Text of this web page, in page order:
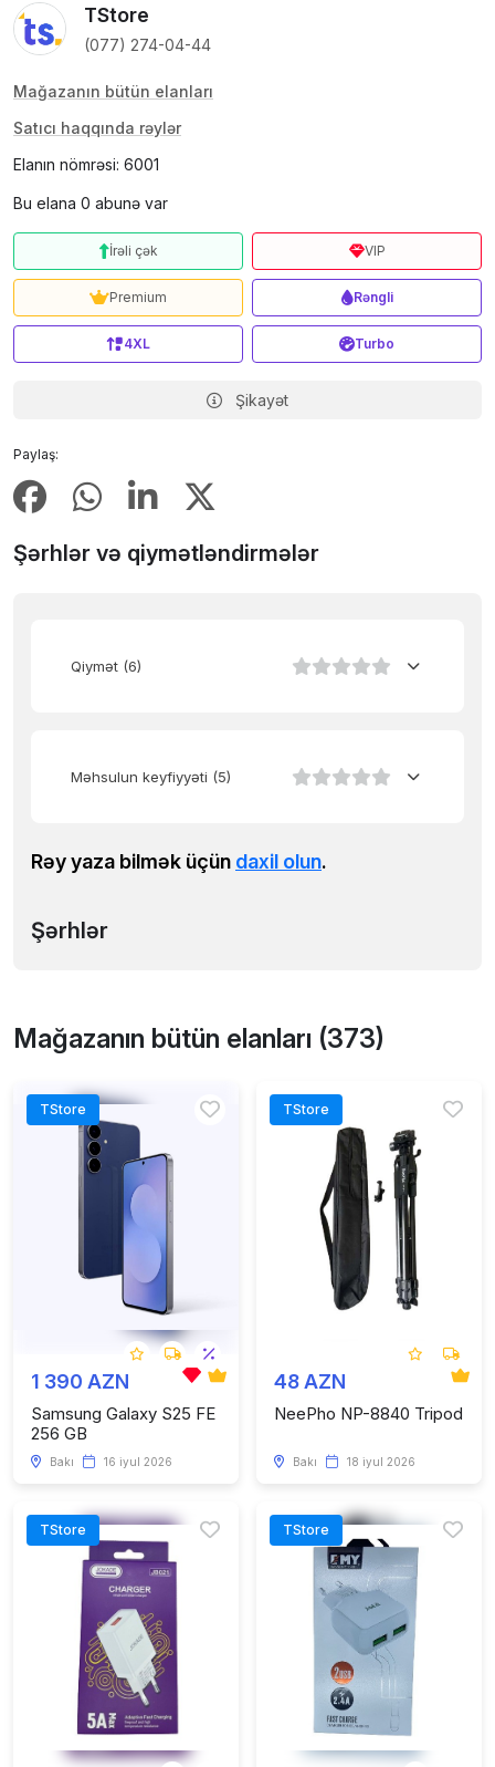
TStore
(077) 274-04-44
Mağazanın bütün elanları
Satıcı haqqında rəylər
Elanın nömrəsi: 6001
Bu elana 0 abunə var
Paylaş:
İrəli çək VIP
Premium Rəngli
4XL Turbo
Şikayət
Şərhlər və qiymətləndirmələr
Qiymət (6)
Məhsulun keyfiyyəti (5)
Rəy yaza bilmək üçün daxil olun.
Şərhlər
Mağazanın bütün elanları (373)
TStore
1 390 AZN
Samsung Galaxy S25 FE
256 GB
Bakı 16 iyul 2026
TStore
48 AZN
NeePho NP-8840 Tripod
Bakı 18 iyul 2026
TStore TStore